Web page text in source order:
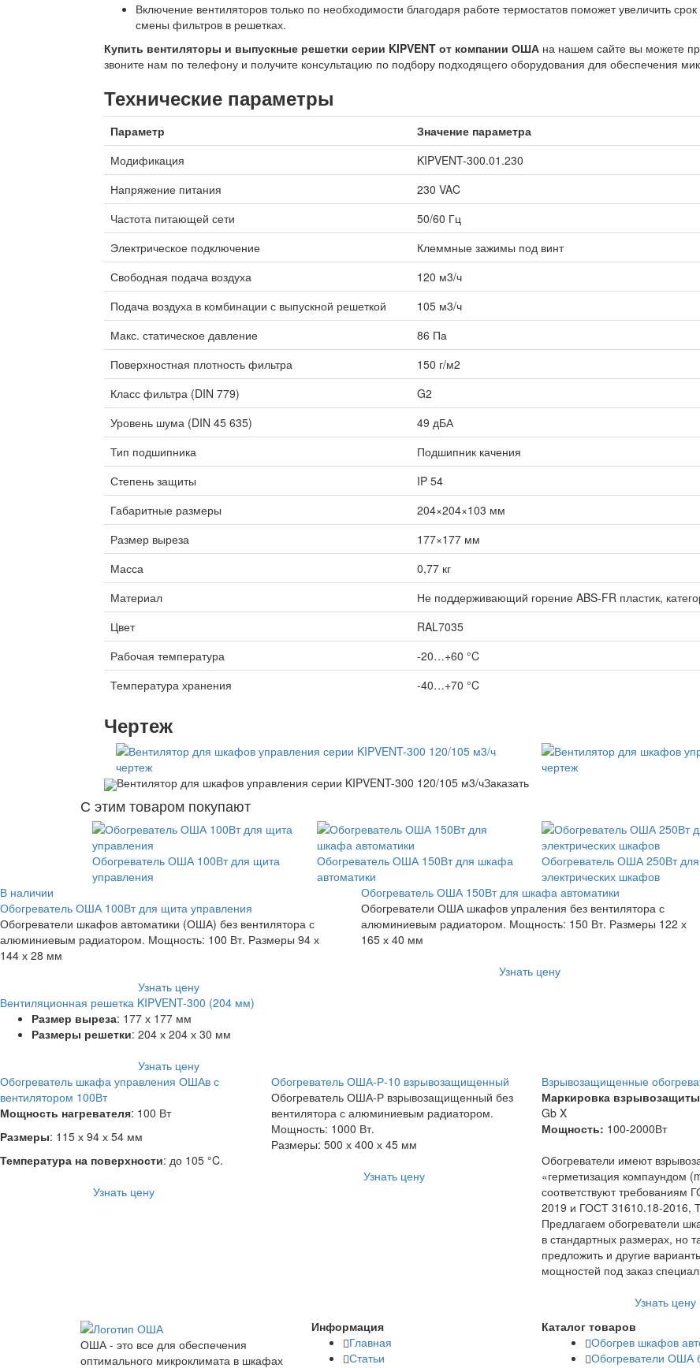
Включение вентиляторов только по необходимости благодаря работе термостатов поможет увеличить
смены фильтров в решетках.
Купить вентиляторы и выпускные решетки серии KIPVENT от компании ОША на нашем сайте вы можете
звоните нам по телефону и получите консультацию по подбору подходящего оборудования для обеспечения
Технические параметры
Параметр
Значение параметра
Модификация
KIPVENT-300.01.230
Напряжение питания
230 VAC
Частота питающей сети
50/60 Гц
Электрическое подключение
Клеммные зажимы под винт
Свободная подача воздуха
120 м3/ч
Подача воздуха в комбинации с выпускной решеткой
105 м3/ч
Макс. статическое давление
86 Па
Поверхностная плотность фильтра
150 г/м2
Класс фильтра (DIN 779)
G2
Уровень шума (DIN 45 635)
49 дБА
Тип подшипника
Подшипник качения
Степень защиты
IP 54
Габаритные размеры
204×204×103 мм
Размер выреза
177×177 мм
Масса
0,77 кг
Материал
Не поддерживающий горение ABS-FR пластик,
Цвет
RAL7035
Рабочая температура
-20…+60 °C
Температура хранения
-40…+70 °C
Чертеж
Вентилятор для шкафов управления серии KIPVENT-300 120/105 м3/чЗаказать
С этим товаром покупают
Обогреватель ОША 100Вт для щита
управления
Обогреватель ОША 150Вт для шкафа
автоматики
Обогреватель ОША 250Вт для
электрических шкафов
В наличии
Обогреватель ОША 100Вт для щита управления
Обогреватели шкафов автоматики (ОША) без вентилятора с
алюминиевым радиатором. Мощность: 100 Вт. Размеры 94 х
144 х 28 мм
Узнать цену
Обогреватель ОША 150Вт для шкафа автоматики
Обогреватели ОША шкафов упраления без вентилятора с
алюминиевым радиатором. Мощность: 150 Вт. Размеры 122 х
165 х 40 мм
Узнать цену
Вентиляционная решетка KIPVENT-300 (204 мм)
Размер выреза: 177 х 177 мм
Размеры решетки: 204 х 204 х 30 мм
Узнать цену
Обогреватель шкафа управления ОШАв с
вентилятором 100Вт
Мощность нагревателя: 100 Вт
Размеры: 115 х 94 х 54 мм
Температура на поверхности: до 105 °C.
Узнать цену
Обогреватель ОША-Р-10 взрывозащищенный
Обогреватель ОША-Р взрывозащищенный без
вентилятора с алюминиевым радиатором.
Мощность: 1000 Вт.
Размеры: 500 х 400 х 45 мм
Узнать цену
Взрывозащищенные
Маркировка
Gb X
Мощность: 100-2000Вт
Обогреватели имеют
«герметизация компаундом
соответствуют требованиям
2019 и ГОСТ 31610.18-2016,
Предлагаем обогреватели
в стандартных размерах, но
предложить и другие
мощностей под заказ
Узнать цену
ОША - это все для обеспечения
оптимального микроклимата в шкафах
Информация
Главная
Статьи
Каталог товаров
Обогрев шкафов
Обогреватели ОША